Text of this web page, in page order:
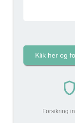
Pakkens pris
Din
med
Klik her og
shield
Forsikring